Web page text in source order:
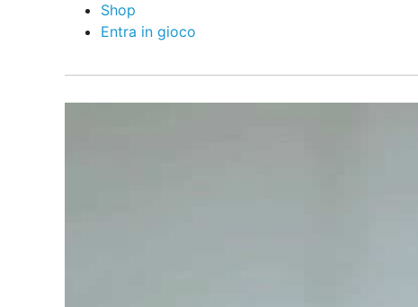
Shop
Entra in gioco